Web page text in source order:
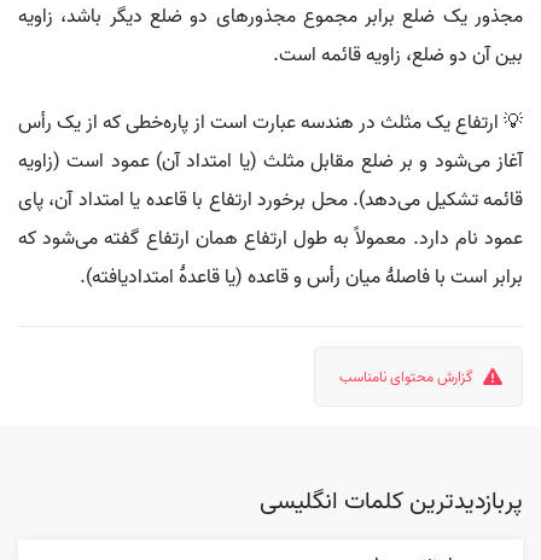
مجذور یک ضلع برابر مجموع مجذورهای دو ضلع دیگر باشد، زاویه
بین آن دو ضلع، زاویه قائمه است.
💡 ارتفاع یک مثلث در هندسه عبارت است از پاره‌خطی که از یک رأس
آغاز می‌شود و بر ضلع مقابل مثلث (یا امتداد آن) عمود است (زاویه
قائمه تشکیل می‌دهد). محل برخورد ارتفاع با قاعده یا امتداد آن، پای
عمود نام دارد. معمولاً به طول ارتفاع همان ارتفاع گفته می‌شود که
برابر است با فاصلهٔ میان رأس و قاعده (یا قاعدهٔ امتدادیافته).
گزارش محتوای نامناسب
پربازدیدترین کلمات انگلیسی